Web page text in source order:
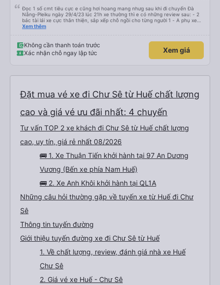
Đọc 1 số cmt tiêu cực e cũng hơi hoang mang nhưg sau khi đi chuyến Đà
Nẵng-Pleiku ngày 29/4/23 lúc 21h xe thường thì e có những review sau: - 2
bác tài lái xe cực thân thiện, sắp xếp chỗ ngồi cho từng người 1 - A phụ xe
dui tính, chắc cùng tần số nên nói câu nào là cười câu đó - Xe xuất bến đúg
nhìn chug khá ổn, có dừng lại để đi vệ sinh.
Xem thêm
Không cần thanh toán trước
Xác nhận chỗ ngay lập tức
Xem giá
Đặt mua vé xe đi Chư Sê từ Huế chất lượng
cao và giá vé ưu đãi nhất: 4 chuyến
Tư vấn TOP 2 xe khách đi Chư Sê từ Huế chất lượng
cao, uy tín, giá rẻ nhất 08/2026
🚌 1. Xe Thuận Tiến khởi hành tại 97 An Dương
Vương (Bến xe phía Nam Huế)
🚌 2. Xe Anh Khôi khởi hành tại QL1A
Những câu hỏi thường gặp về tuyến xe từ Huế đi Chư
Sê
Thông tin tuyến đường
Giới thiệu tuyến đường xe đi Chư Sê từ Huế
1. Về chất lượng, review, đánh giá nhà xe Huế
Chư Sê
2. Giá vé xe Huế - Chư Sê